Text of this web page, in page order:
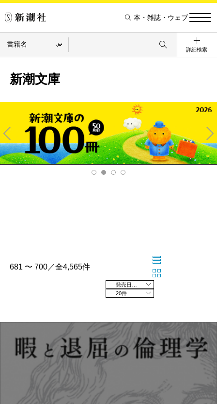
本・雑誌・ウェブ
詳細検索
新潮文庫
Pre
v
Ne
xt
681 〜 700／全4,565件
20件